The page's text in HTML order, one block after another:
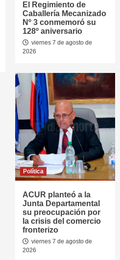
El Regimiento de
Caballería Mecanizado
Nº 3 conmemoró su
128º aniversario
viernes 7 de agosto de
2026
Política
ACUR planteó a la
Junta Departamental
su preocupación por
la crisis del comercio
fronterizo
viernes 7 de agosto de
2026